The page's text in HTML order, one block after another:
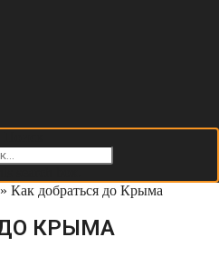
» Как добраться до Крыма
КРЫМА